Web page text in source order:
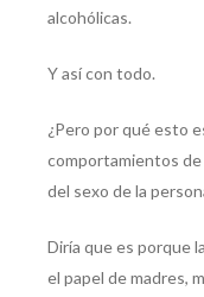
alcohólicas.
Y así con todo.
¿Pero por qué esto
comportamientos
del sexo de la
Diría que es porque
el papel de madres,